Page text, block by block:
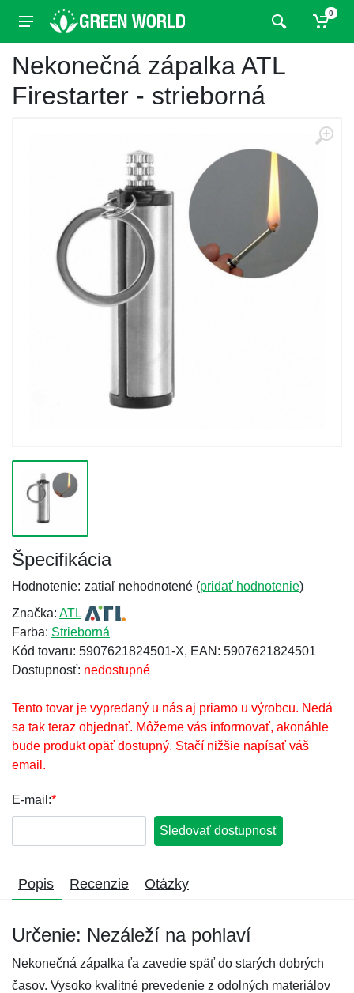
0
Nekonečná zápalka ATL
Firestarter - strieborná
Špecifikácia
Hodnotenie: zatiaľ nehodnotené (pridať hodnotenie)
Značka: ATL
Farba: Strieborná
Kód tovaru: 5907621824501-X, EAN: 5907621824501
Dostupnosť: nedostupné
Tento tovar je vypredaný u nás aj priamo u výrobcu. Nedá
sa tak teraz objednať. Môžeme vás informovať, akonáhle
bude produkt opäť dostupný. Stačí nižšie napísať váš
email.
E-mail:*
Sledovať dostupnosť
Popis Recenzie Otázky
Určenie: Nezáleží na pohlaví
Nekonečná zápalka ťa zavedie späť do starých dobrých
časov. Vysoko kvalitné prevedenie z odolných materiálov